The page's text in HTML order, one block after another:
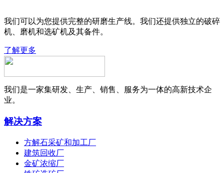
我们可以为您提供完整的研磨生产线。我们还提供独立的破碎
机、磨机和选矿机及其备件。
了解更多
我们是一家集研发、生产、销售、服务为一体的高新技术企
业。
解决方案
方解石采矿和加工厂
建筑回收厂
金矿浓缩厂